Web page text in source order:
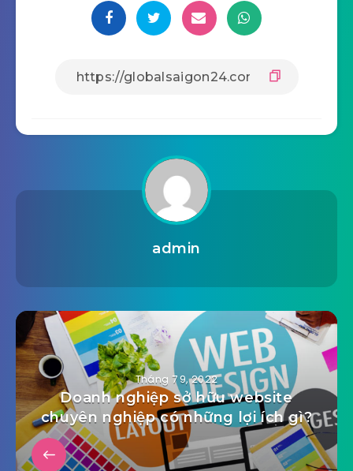
admin
Tháng 7 9, 2022
Doanh nghiệp sở hữu website
chuyên nghiệp có những lợi ích gì?